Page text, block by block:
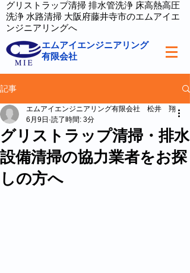
グリストラップ清掃 排水管洗浄 床高熱高圧
洗浄 水路清掃 大阪府藤井寺市のエムアイエ
ンジニアリングへ
エムアイエンジニアリング
有限会社
記事
グリストラップ清掃・排水
設備清掃の協力業者をお探
しの方へ
エムアイエンジニアリング有限会社 松井 翔
6月9日 読了時間: 3分